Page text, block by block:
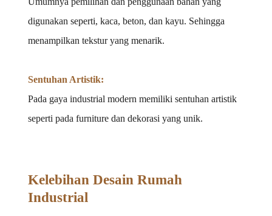
digunakan seperti, kaca, beton, dan kayu. Sehingga
menampilkan tekstur yang menarik.
Sentuhan Artistik:
Pada gaya industrial modern memiliki sentuhan artistik
seperti pada furniture dan dekorasi yang unik.
Kelebihan Desain Rumah
Industrial